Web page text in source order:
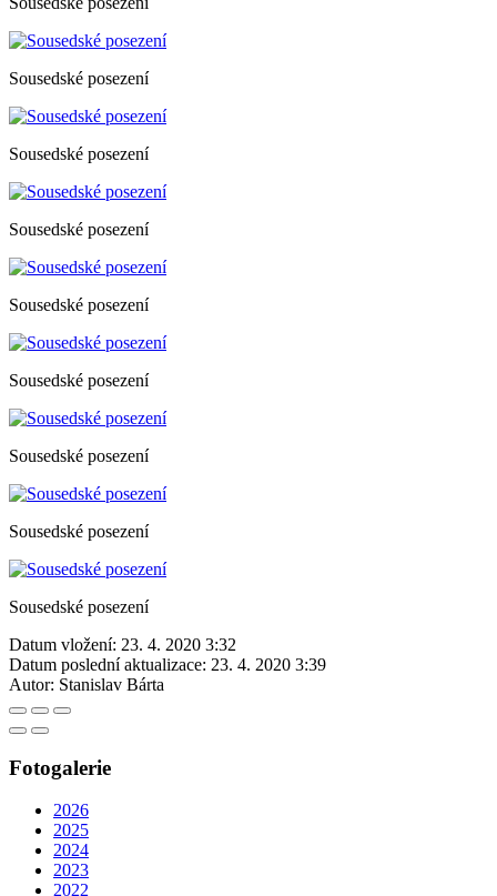
Sousedské posezení
Sousedské posezení
Sousedské posezení
Sousedské posezení
Sousedské posezení
Sousedské posezení
Sousedské posezení
Sousedské posezení
Datum vložení: 23. 4. 2020 3:32
Datum poslední aktualizace: 23. 4. 2020 3:39
Autor: Stanislav Bárta
Fotogalerie
2026
2025
2024
2023
2022